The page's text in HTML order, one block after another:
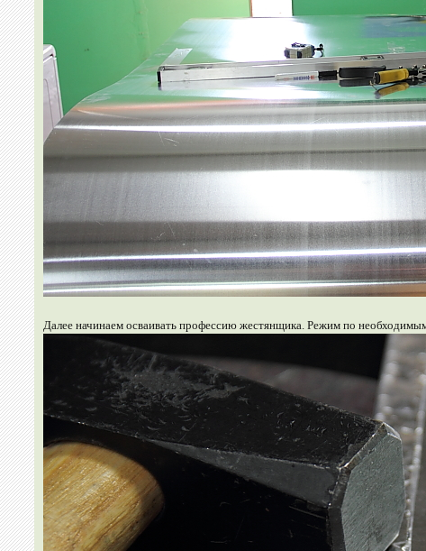
Далее начинаем осваивать профессию жестянщика. Режим по